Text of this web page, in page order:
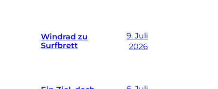
Windrad zu
Surfbrett
9. Juli
2026